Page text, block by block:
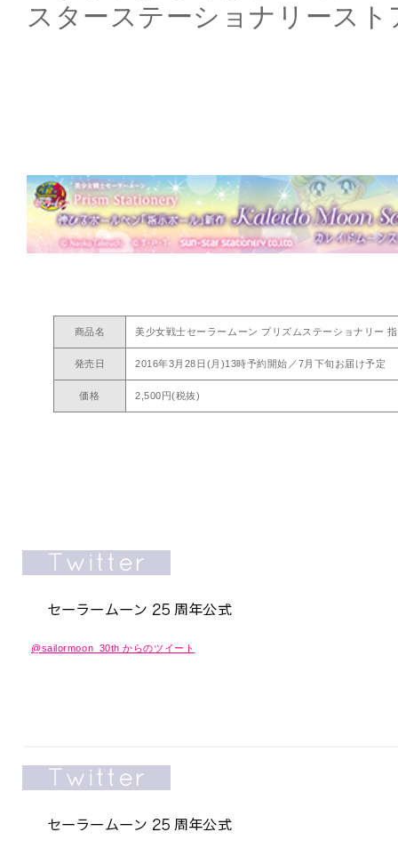
スターステーショナリース
商品名 美少女戦士セーラームーン プリズムステーショナリー
発売日 2016年3月28日(月)13時予約開始／7月下旬お届け予定
価格 2,500円(税抜)
@sailormoon_30th からのツイート